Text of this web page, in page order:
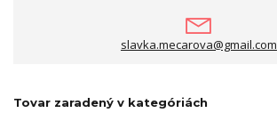
slavka.mecarova@gmail.com
Tovar zaradený v kategóriách